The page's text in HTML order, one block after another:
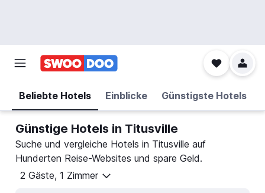
Beliebte Hotels Einblicke Günstigste Hotels
Günstige Hotels in Titusville
Suche und vergleiche Hotels in Titusville auf
Hunderten Reise-Websites und spare Geld.
2 Gäste, 1 Zimmer